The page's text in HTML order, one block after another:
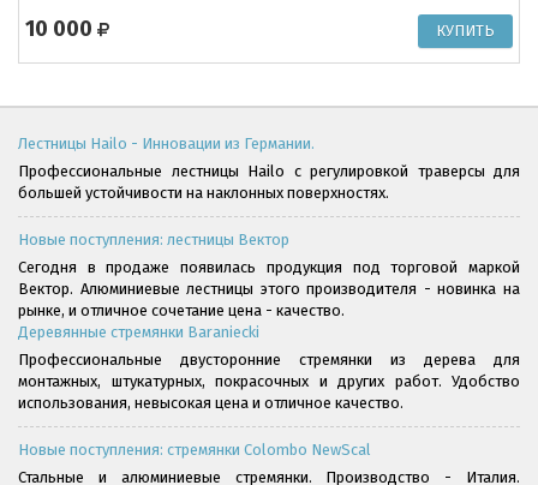
10 000
Лестницы Hailo - Инновации из Германии.
Профессиональные лестницы Hailo с регулировкой траверсы для
большей устойчивости на наклонных поверхностях.
Новые поступления: лестницы Вектор
Сегодня в продаже появилась продукция под торговой маркой
Вектор. Алюминиевые лестницы этого производителя - новинка на
рынке, и отличное сочетание цена - качество.
Деревянные стремянки Baraniecki
Профессиональные двусторонние стремянки из дерева для
монтажных, штукатурных, покрасочных и других работ. Удобство
использования, невысокая цена и отличное качество.
Новые поступления: стремянки Colombo NewScal
Стальные и алюминиевые стремянки. Производство - Италия.